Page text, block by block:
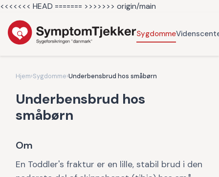
<<<<<<< HEAD ======= >>>>>>> origin/main
Sygdomme
Hjem›Sygdomme›Underbensbrud hos småbørn
Underbensbrud hos
småbørn
Om
En Toddler's fraktur er en lille, stabil brud i den